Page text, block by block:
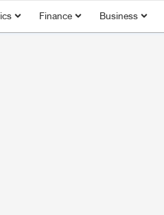
Finance Business